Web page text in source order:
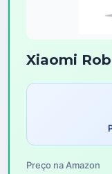
Xiaomi
Preço na Amazon